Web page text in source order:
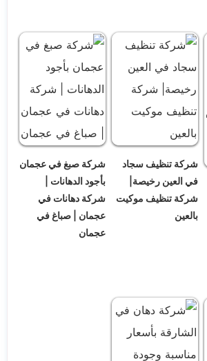
شركة تنظيف سجاد
في العين رخيصة|
شركة تنظيف موكيت
بالعين
شركة صبغ في عجمان
بأجود الدهانات |
شركة دهانات في
عجمان | صباغ في
عجمان